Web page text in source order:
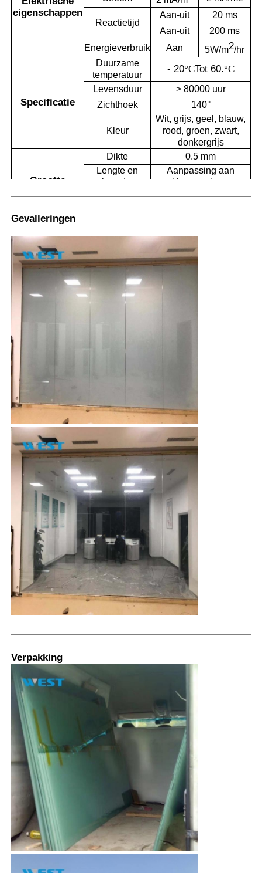
eigenschappen
Reactietijd
Aan-uit
20 ms
Aan-uit
200 ms
Energieverbruik
Aan 5W/m2/hr
Specificatie
Duurzame
temperatuur
- 20°CTot 60.°C
Levensduur
> 80000 uur
Zichthoek
140°
Kleur
Wit, grijs, geel, blauw,
rood, groen, zwart,
donkergrijs
Grootte
Dikte
0.5 mm
Lengte en
breedte
Aanpassing aan
klantvereisten
Grootte van het
200 mm*300 mm of
Controlemodus
kan worden gecombineerd volgens de
behoeften van de klant
Gevalleringen
Verpakking